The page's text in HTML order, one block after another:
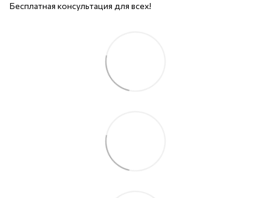
Бесплатная консультация для всех!